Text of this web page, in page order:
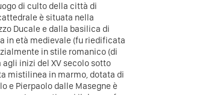
di culto della città di
è situata nella
Ducale e dalla basilica di
in età medievale (fu riedificata
in stile romanico (di
inizi del XV secolo sotto
mistilinea in marmo, dotata di
e Pierpaolo dalle Masegne è